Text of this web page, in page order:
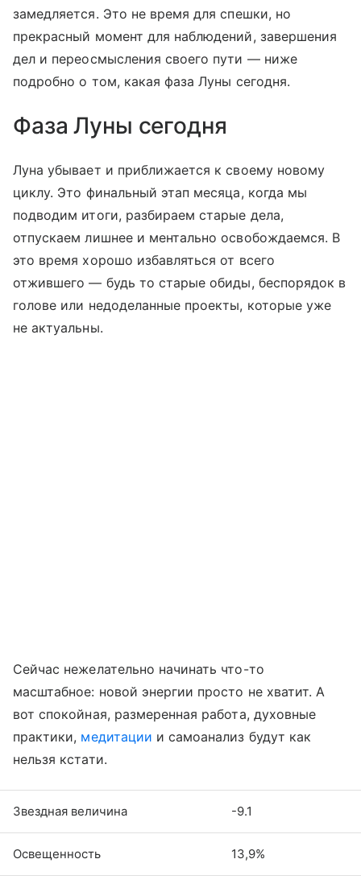
замедляется. Это не время для спешки, но
прекрасный момент для наблюдений, завершения
дел и переосмысления своего пути — ниже
подробно о том, какая фаза Луны сегодня.
Фаза Луны сегодня
Луна убывает и приближается к своему новому
циклу. Это финальный этап месяца, когда мы
подводим итоги, разбираем старые дела,
отпускаем лишнее и ментально освобождаемся. В
это время хорошо избавляться от всего
отжившего — будь то старые обиды, беспорядок в
голове или недоделанные проекты, которые уже
не актуальны.
Сейчас нежелательно начинать что-то
масштабное: новой энергии просто не хватит. А
вот спокойная, размеренная работа, духовные
практики, медитации и самоанализ будут как
нельзя кстати.
Звездная величина -9.1
Освещенность 13,9%